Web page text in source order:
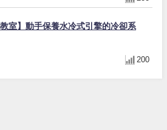
教室】動手保養水冷式引擎的冷卻系
200